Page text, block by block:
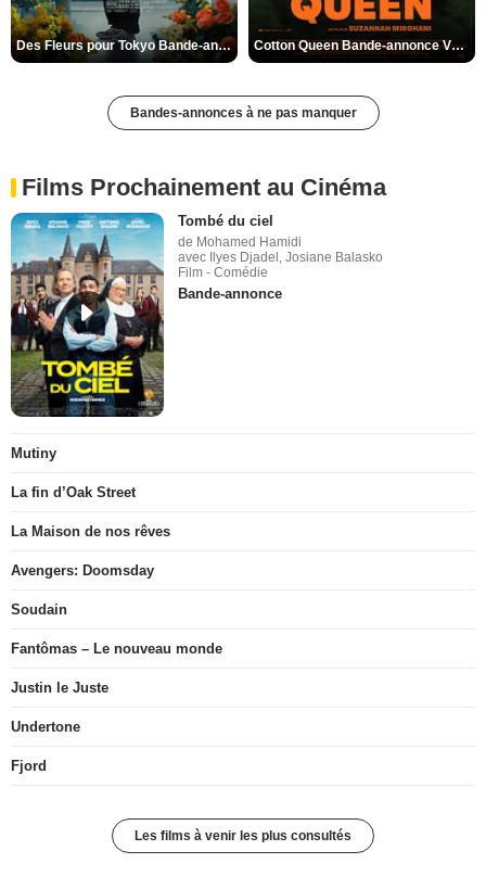
Des Fleurs pour Tokyo Bande-annonce VO STFR Cotton Queen Bande-annonce VO STFR
Bandes-annonces à ne pas manquer
Films Prochainement au Cinéma
Tombé du ciel
de Mohamed Hamidi
avec Ilyes Djadel, Josiane Balasko
Film - Comédie
Bande-annonce
Mutiny
La fin d’Oak Street
La Maison de nos rêves
Avengers: Doomsday
Soudain
Fantômas – Le nouveau monde
Justin le Juste
Undertone
Fjord
Les films à venir les plus consultés